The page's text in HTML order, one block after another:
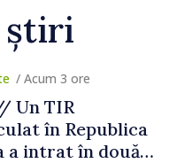
știri
/ Acum 2 ore
// O poveste
spusă prin
de prag”,